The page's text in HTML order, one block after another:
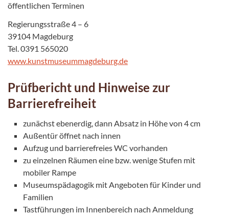
öffentlichen Terminen
Regierungsstraße 4 – 6
39104 Magdeburg
Tel. 0391 565020
www.kunstmuseummagdeburg.de
Prüfbericht und Hinweise zur
Barrierefreiheit
zunächst ebenerdig, dann Absatz in Höhe von 4 cm
Außentür öffnet nach innen
Aufzug und barrierefreies WC vorhanden
zu einzelnen Räumen eine bzw. wenige Stufen mit
mobiler Rampe
Museumspädagogik mit Angeboten für Kinder und
Familien
Tastführungen im Innenbereich nach Anmeldung